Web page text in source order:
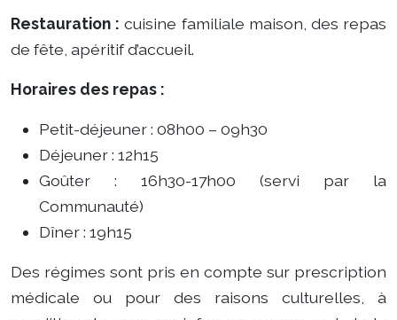
Restauration : cuisine familiale maison, des repas
de fête, apéritif d’accueil.
Horaires des repas :
Petit-déjeuner : 08h00 – 09h30
Déjeuner : 12h15
Goûter : 16h30-17h00 (servi par la
Communauté)
Dîner : 19h15
Des régimes sont pris en compte sur prescription
médicale ou pour des raisons culturelles, à